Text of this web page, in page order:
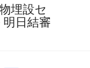
埋設セ
日結審